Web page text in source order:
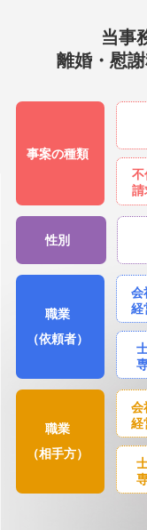
当事
離婚・慰
事案の種類
不
請
性別
職業
（依頼者）
会
経
職業
（相手方）
会
経